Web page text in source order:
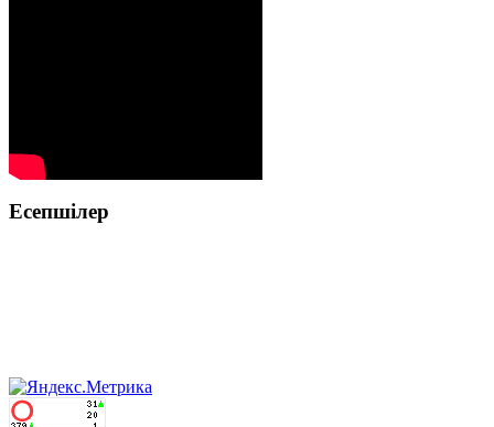
Есепшілер